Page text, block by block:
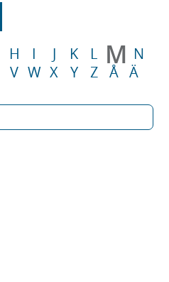
H I J K L M N
V W X Y Z Å Ä